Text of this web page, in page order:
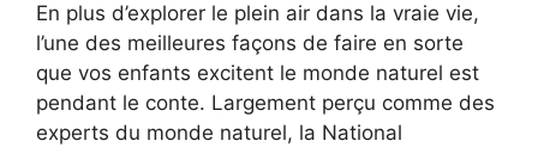
En plus d’explorer le plein air dans la vraie vie,
l’une des meilleures façons de faire en sorte
que vos enfants excitent le monde naturel est
pendant le conte. Largement perçu comme des
experts du monde naturel, la National